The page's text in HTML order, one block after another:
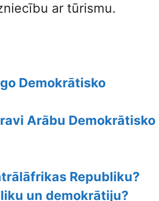
ar tūrismu.
Demokrātisko
Arābu Demokrātisko
Republiku?
un demokrātiju?